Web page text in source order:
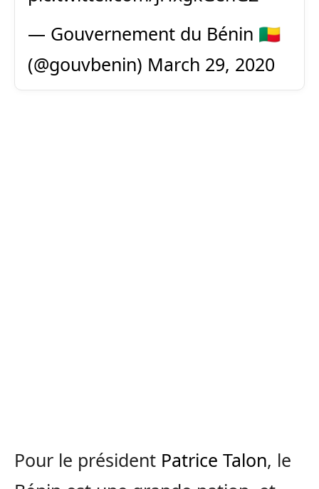
— Gouvernement du Bénin 🇧🇯
(@gouvbenin) March 29, 2020
Pour le président Patrice Talon, le